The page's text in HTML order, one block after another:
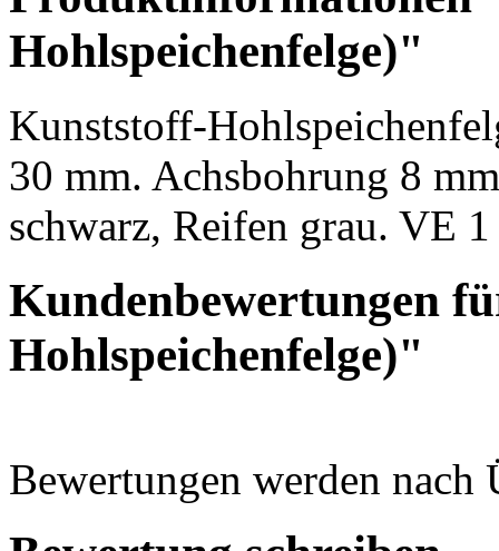
Hohlspeichenfelge)"
Kunststoff-
30 mm. Achsbohrung 8
schwarz, Reifen grau. VE
Kundenbewertungen
Hohlspeichenfelge)"
Bewertungen werden